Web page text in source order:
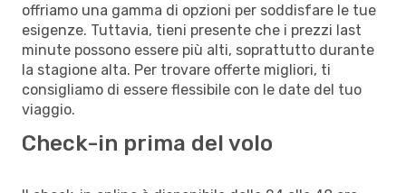
offriamo una gamma di opzioni per soddisfare le tue
esigenze. Tuttavia, tieni presente che i prezzi last
minute possono essere più alti, soprattutto durante
la stagione alta. Per trovare offerte migliori, ti
consigliamo di essere flessibile con le date del tuo
viaggio.
Check-in prima del volo